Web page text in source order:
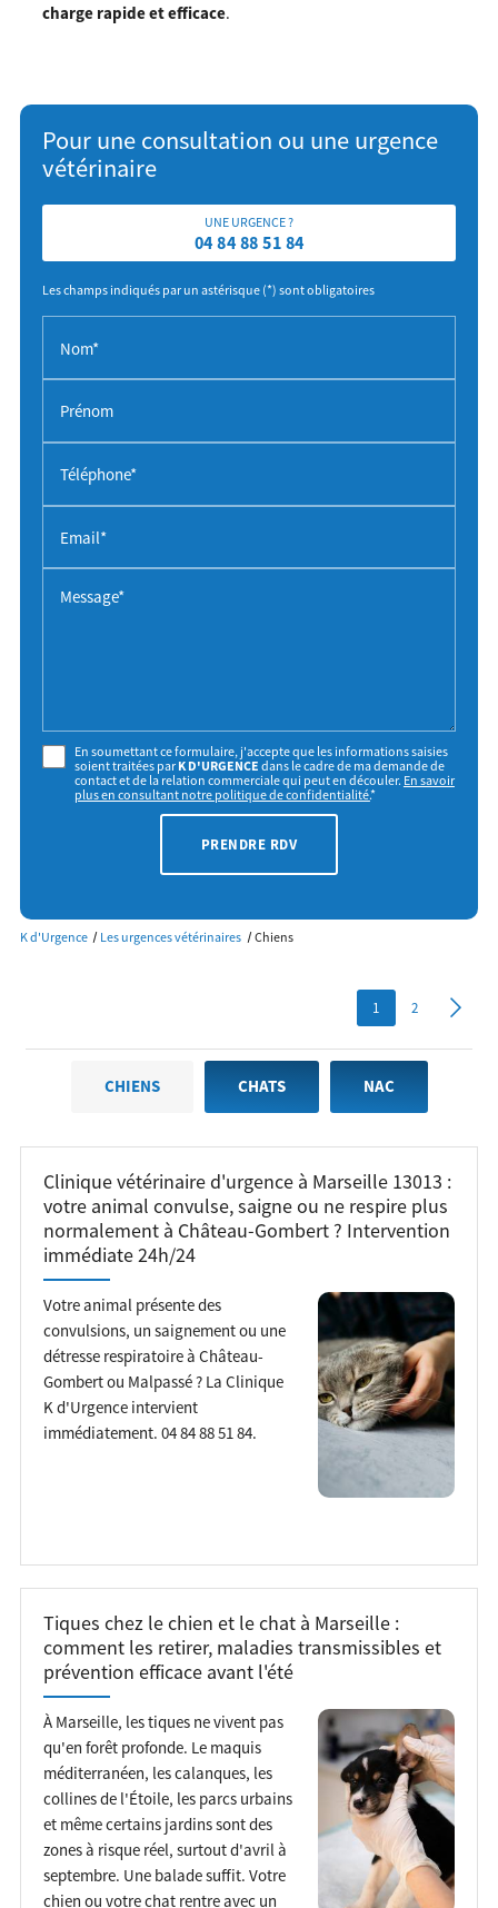
charge rapide et efficace.
Pour une consultation ou une urgence
vétérinaire
UNE URGENCE ?
04 84 88 51 84
Les champs indiqués par un astérisque (*) sont obligatoires
Nom*
Prénom
Téléphone*
Email*
Message*
En soumettant ce formulaire, j'accepte que les informations saisies
soient traitées parK D'URGENCEdans le cadre de ma demande de
contact et de la relation commerciale qui peut en découler. En savoir
plus en consultant notre politique de confidentialité.*
K d'Urgence Les urgences vétérinaires Chiens
1 2
CHIENS CHATS NAC
Clinique vétérinaire d'urgence à Marseille 13013 :
votre animal convulse, saigne ou ne respire plus
normalement à Château-Gombert ? Intervention
immédiate 24h/24
Votre animal présente des
convulsions, un saignement ou une
détresse respiratoire à Château-
Gombert ou Malpassé ? La Clinique
K d'Urgence intervient
immédiatement. 04 84 88 51 84.
Tiques chez le chien et le chat à Marseille :
comment les retirer, maladies transmissibles et
prévention efficace avant l'été
À Marseille, les tiques ne vivent pas
qu'en forêt profonde. Le maquis
méditerranéen, les calanques, les
collines de l'Étoile, les parcs urbains
et même certains jardins sont des
zones à risque réel, surtout d'avril à
septembre. Une balade suffit. Votre
chien ou votre chat rentre avec un